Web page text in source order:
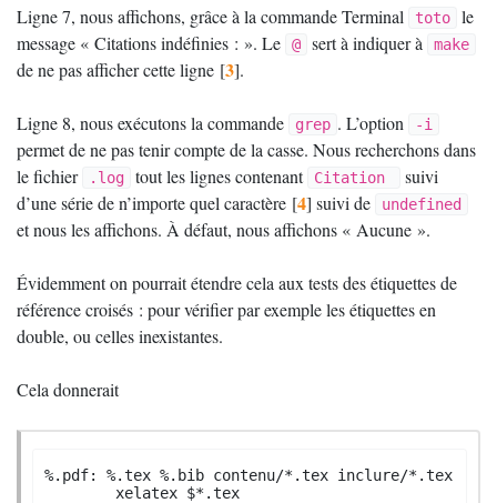
Ligne 7, nous affichons, grâce à la commande Terminal toto
le
message « Citations indéfinies : ». Le @ sert à indiquer à make
de ne pas afficher cette ligne [3].
Ligne 8, nous exécutons la commande grep . L’option -i
permet de ne pas tenir compte de la casse. Nous recherchons dans
le fichier
.log tout les lignes contenant Citation
suivi
d’une série de n’importe quel caractère [4] suivi de undefined
et nous les affichons. À défaut, nous affichons « Aucune ».
Évidemment on pourrait étendre cela aux tests des étiquettes de
référence croisés : pour vérifier par exemple les étiquettes en
double, ou celles inexistantes.
Cela donnerait
%.pdf: %.tex %.bib contenu/*.tex inclure/*.tex